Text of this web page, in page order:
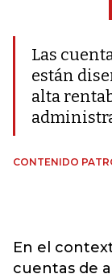
Las
están
alta
CONTENIDO
En el
cuentas de